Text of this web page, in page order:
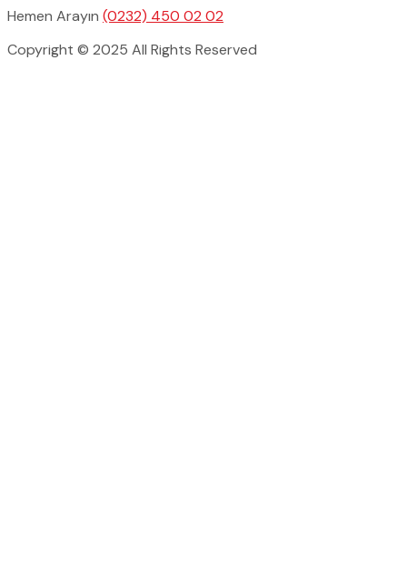
Hemen Arayın (0232) 450 02 02
Copyright © 2025 All Rights Reserved